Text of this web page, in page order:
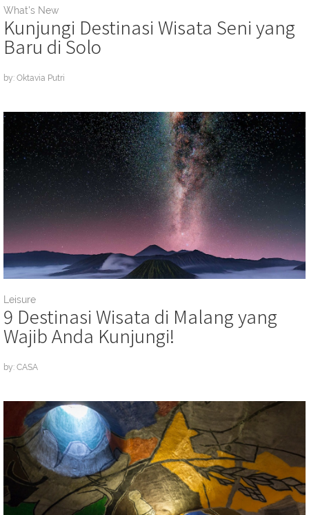
What's New
Kunjungi Destinasi Wisata Seni yang
Baru di Solo
by: Oktavia Putri
Leisure
9 Destinasi Wisata di Malang yang
Wajib Anda Kunjungi!
by: CASA